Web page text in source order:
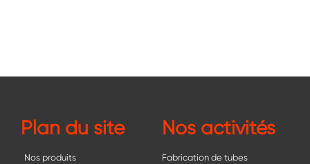
Plan du site
Nos produits
Nos activités
Fabrication de tubes